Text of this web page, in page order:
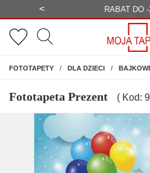
< BEZPŁATNA
FOTOTAPETYNA ŚCIANĘ
DLA DZIECI
Fototapeta Prezent ( Kod: